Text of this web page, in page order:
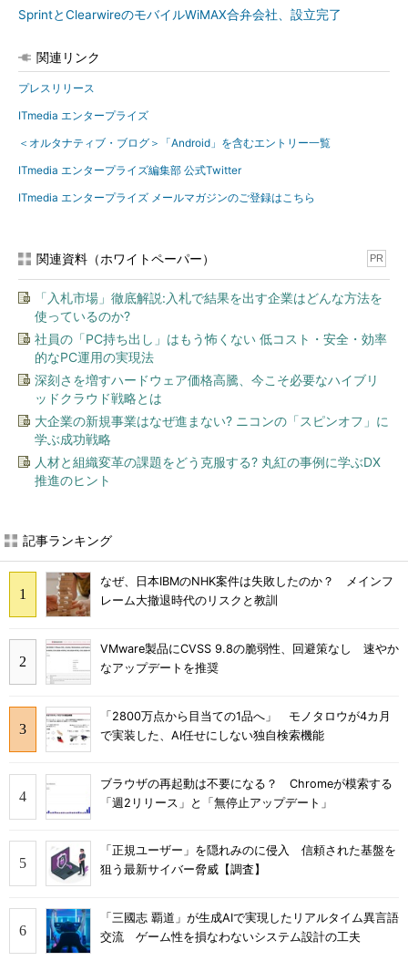
SprintとClearwireのモバイルWiMAX合弁会社、設立完了
関連リンク
プレスリリース
ITmedia エンタープライズ
＜オルタナティブ・ブログ＞「Android」を含むエントリー一覧
ITmedia エンタープライズ編集部 公式Twitter
ITmedia エンタープライズ メールマガジンのご登録はこちら
関連資料（ホワイトペーパー） PR
「入札市場」徹底解説:入札で結果を出す企業はどんな方法を
使っているのか?
社員の「PC持ち出し」はもう怖くない 低コスト・安全・効率
的なPC運用の実現法
深刻さを増すハードウェア価格高騰、今こそ必要なハイブリ
ッドクラウド戦略とは
大企業の新規事業はなぜ進まない? ニコンの「スピンオフ」に
学ぶ成功戦略
人材と組織変革の課題をどう克服する? 丸紅の事例に学ぶDX
推進のヒント
記事ランキング
なぜ、日本IBMのNHK案件は失敗したのか？ メインフ
レーム大撤退時代のリスクと教訓
VMware製品にCVSS 9.8の脆弱性、回避策なし 速やか
なアップデートを推奨
「2800万点から目当ての1品へ」 モノタロウが4カ月
で実装した、AI任せにしない独自検索機能
ブラウザの再起動は不要になる？ Chromeが模索する
「週2リリース」と「無停止アップデート」
「正規ユーザー」を隠れみのに侵入 信頼された基盤を
狙う最新サイバー脅威【調査】
「三國志 覇道」が生成AIで実現したリアルタイム異言語
交流 ゲーム性を損なわないシステム設計の工夫